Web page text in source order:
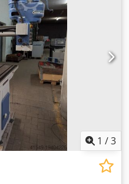
1 /3